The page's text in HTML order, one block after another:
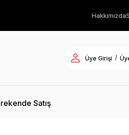
Hakkımızda
Üye Girişi /
Satış